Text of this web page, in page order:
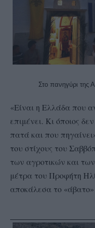
Στο πανηγύρι
«Είναι η Ελλάδα που
επιμένει. Κι όποιος
πατά και που
του στίχους του
των αγροτικών και
μέτρα του Προφήτη
αποκάλεσα το